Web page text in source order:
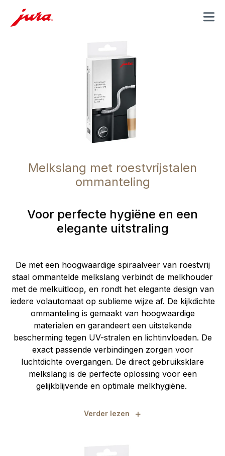
MENU
Melkslang met roestvrijstalen
ommanteling
Voor perfecte hygiëne en een
elegante uitstraling
De met een hoogwaardige spiraalveer van roestvrij
staal ommantelde melkslang verbindt de melkhouder
met de melkuitloop, en rondt het elegante design van
iedere volautomaat op sublieme wijze af. De kijkdichte
ommanteling is gemaakt van hoogwaardige
materialen en garandeert een uitstekende
bescherming tegen UV-stralen en lichtinvloeden. De
exact passende verbindingen zorgen voor
luchtdichte overgangen. De direct gebruiksklare
melkslang is de perfecte oplossing voor een
gelijkblijvende en optimale melkhygiëne.
Verder lezen +